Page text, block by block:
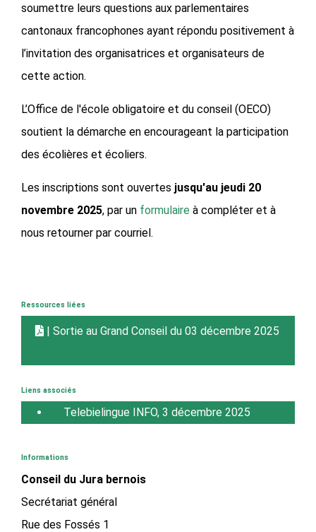
soumettre leurs questions aux parlementaires
cantonaux francophones ayant répondu positivement à
l’invitation des organisatrices et organisateurs de
cette action.
L’Office de l'école obligatoire et du conseil (OECO)
soutient la démarche en encourageant la participation
des écolières et écoliers.
Les inscriptions sont ouvertes jusqu'au jeudi 20
novembre 2025, par un formulaire à compléter et à
nous retourner par courriel.
Ressources liées
| Sortie au Grand Conseil du 03 décembre 2025
Liens associés
Telebielingue INFO, 3 décembre 2025
Informations
Conseil du Jura bernois
Secrétariat général
Rue des Fossés 1